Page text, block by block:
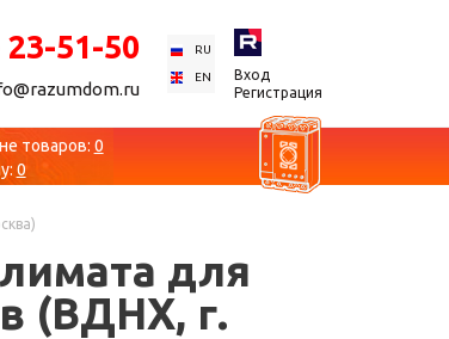
23-51-50 RU
EN
Вход
Регистрация
товаров: 0
0
для
(ВДНХ, г.